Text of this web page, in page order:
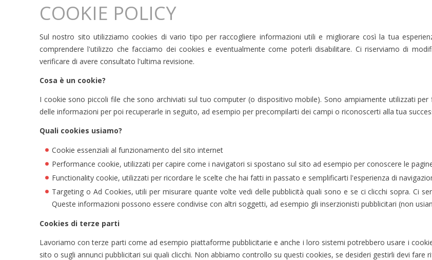
COOKIE POLICY
Sul nostro sito utilizziamo cookies di vario tipo per raccogliere informazioni utili e migliorare così la tua
comprendere l'utilizzo che facciamo dei cookies e eventualmente come poterli disabilitare. Ci riserviamo di
verificare di avere consultato l'ultima revisione.
Cosa è un cookie?
I cookie sono piccoli file che sono archiviati sul tuo computer (o dispositivo mobile). Sono ampiamente utilizzati
delle informazioni per poi recuperarle in seguito, ad esempio per precompilarti dei campi o riconoscerti alla tua
Quali cookies usiamo?
Cookie essenziali al funzionamento del sito internet
Performance cookie, utilizzati per capire come i navigatori si spostano sul sito ad esempio per conoscere le
Functionality cookie, utilizzati per ricordare le scelte che hai fatti in passato e semplificarti l'esperienza di
Targeting o Ad Cookies, utili per misurare quante volte vedi delle pubblicità quali sono e se ci clicchi sopra. Ci
Queste informazioni possono essere condivise con altri soggetti, ad esempio gli inserzionisti pubblicitari (non
Cookies di terze parti
Lavoriamo con terze parti come ad esempio piattaforme pubblicitarie e anche i loro sistemi potrebbero usare i
sito o sugli annunci pubblicitari sui quali clicchi. Non abbiamo controllo su questi cookies, se desideri gestirli devi fare